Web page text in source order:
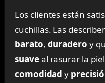
Los clientes están
cuchillas. Las
barato, duradero y
suaveal rasurar la
comodidad y